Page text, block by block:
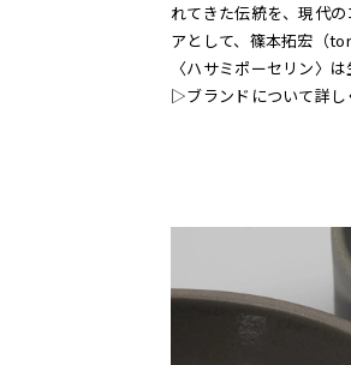
れてきた伝統を、現代
アとして、篠本拓宏（
〈ハサミポーセリン〉は
▷ブランドについて詳し